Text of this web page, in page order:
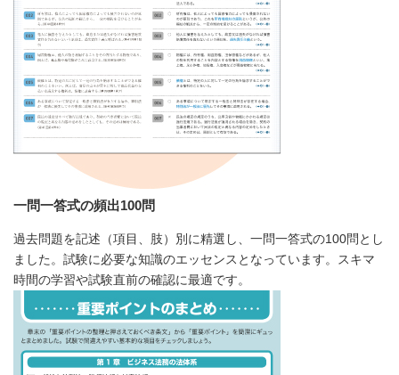
一問一答式の頻出100問
過去問題を記述（項目、肢）別に精選し、一問一答式の100問とし
ました。試験に必要な知識のエッセンスとなっています。スキマ
時間の学習や試験直前の確認に最適です。